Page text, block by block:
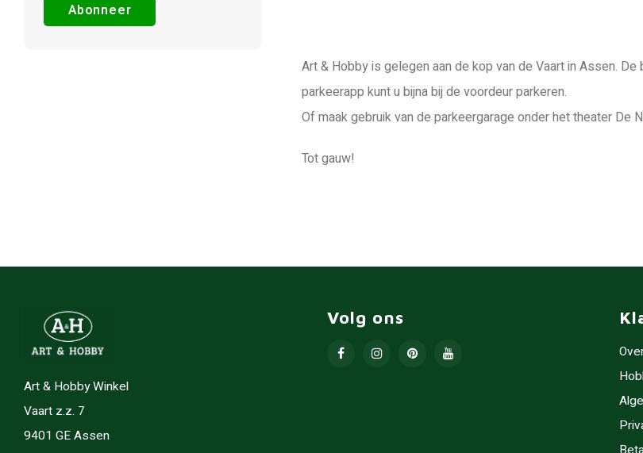
Abonneer
Art & Hobby is gelegen aan de kop van de Vaart in Assen.
parkeerapp kunt u bijna bij de voordeur parkeren.
Of maak gebruik van de parkeergarage onder het theater
Tot gauw!
Art & Hobby Winkel
Vaart z.z. 7
9401 GE Assen
Volg ons